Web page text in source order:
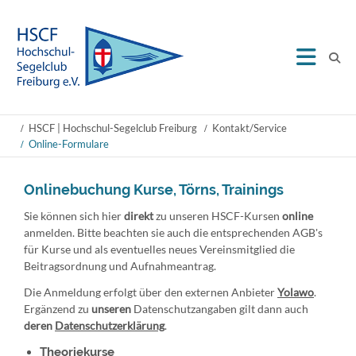
HSCF | Hochschul-Segelclub Freiburg
Kontakt/Service
Online-Formulare
Onlinebuchung Kurse, Törns, Trainings
Sie können sich hierdirektzu unseren HSCF-Kursen online
anmelden. Bitte beachten sie auch die entsprechenden AGB's
für Kurse und als eventuelles neues Vereinsmitglied die
Beitragsordnung und Aufnahmeantrag.
Die Anmeldung erfolgt über den externen AnbieterYolawo.
Ergänzend zu unseren Datenschutzangaben gilt dann auch
deren Datenschutzerklärung.
Theoriekurse